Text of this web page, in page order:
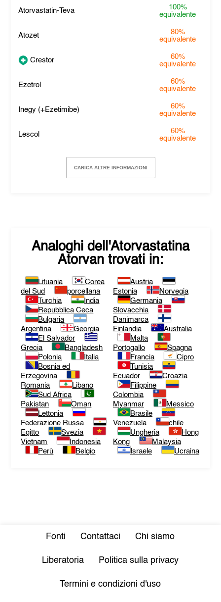
Atorvastatin-Teva
100%
equivalente
Atozet
80%
equivalente
Crestor
60%
equivalente
Ezetrol
60%
equivalente
Inegy (+Ezetimibe)
60%
equivalente
Lescol
60%
equivalente
CARICA ALTRE INFORMAZIONI
Analoghi dell'Atorvastatina
Atorvan trovati in:
Lituania
Corea
del Sud
porcellana
Turchia
India
Repubblica Ceca
Bulgaria
Argentina
Georgia
El Salvador
Grecia
Bangladesh
Polonia
Italia
Bosnia ed
Erzegovina
Romania
Libano
Sud Africa
Pakistan
Oman
Lettonia
Federazione Russa
Egitto
Svezia
Vietnam
Indonesia
Perù
Belgio
Austria
Estonia
Norvegia
Germania
Slovacchia
Danimarca
Finlandia
Australia
Malta
Portogallo
Spagna
Francia
Cipro
Tunisia
Ecuador
Croazia
Filippine
Colombia
Myanmar
Messico
Brasile
Venezuela
chile
Ungheria
Hong
Kong
Malaysia
Israele
Ucraina
Fonti Contattaci Chi siamo
Liberatoria Politica sulla privacy
Termini e condizioni d'uso